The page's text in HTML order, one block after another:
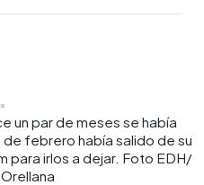
un par de meses se había
febrero había salido de su
para irlos a dejar. Foto EDH/